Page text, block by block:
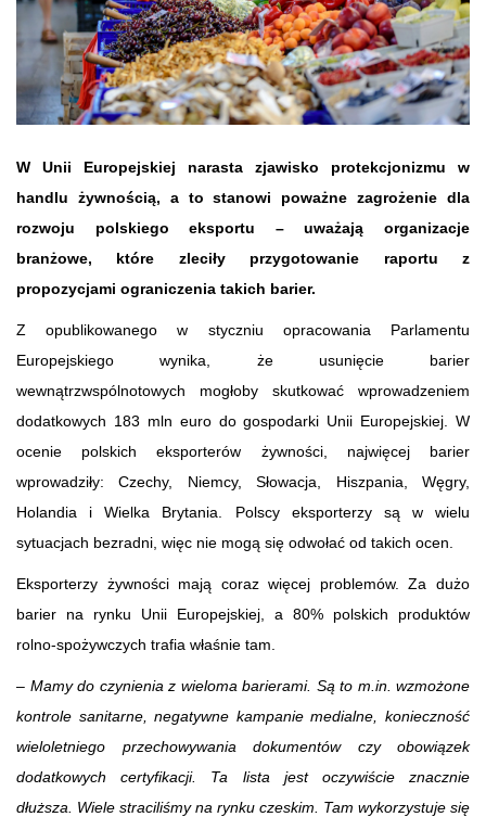
W Unii Europejskiej narasta zjawisko protekcjonizmu w
handlu żywnością, a to stanowi poważne zagrożenie dla
rozwoju polskiego eksportu – uważają organizacje
branżowe, które zleciły przygotowanie raportu z
propozycjami ograniczenia takich barier.
Z opublikowanego w styczniu opracowania Parlamentu
Europejskiego wynika, że usunięcie barier
wewnątrzwspólnotowych mogłoby skutkować wprowadzeniem
dodatkowych 183 mln euro do gospodarki Unii Europejskiej. W
ocenie polskich eksporterów żywności, najwięcej barier
wprowadziły: Czechy, Niemcy, Słowacja, Hiszpania, Węgry,
Holandia i Wielka Brytania. Polscy eksporterzy są w wielu
sytuacjach bezradni, więc nie mogą się odwołać od takich ocen.
Eksporterzy żywności mają coraz więcej problemów. Za dużo
barier na rynku Unii Europejskiej, a 80% polskich produktów
rolno-spożywczych trafia właśnie tam.
– Mamy do czynienia z wieloma barierami. Są to m.in. wzmożone
kontrole sanitarne, negatywne kampanie medialne, konieczność
wieloletniego przechowywania dokumentów czy obowiązek
dodatkowych certyfikacji. Ta lista jest oczywiście znacznie
dłuższa. Wiele straciliśmy na rynku czeskim. Tam wykorzystuje się